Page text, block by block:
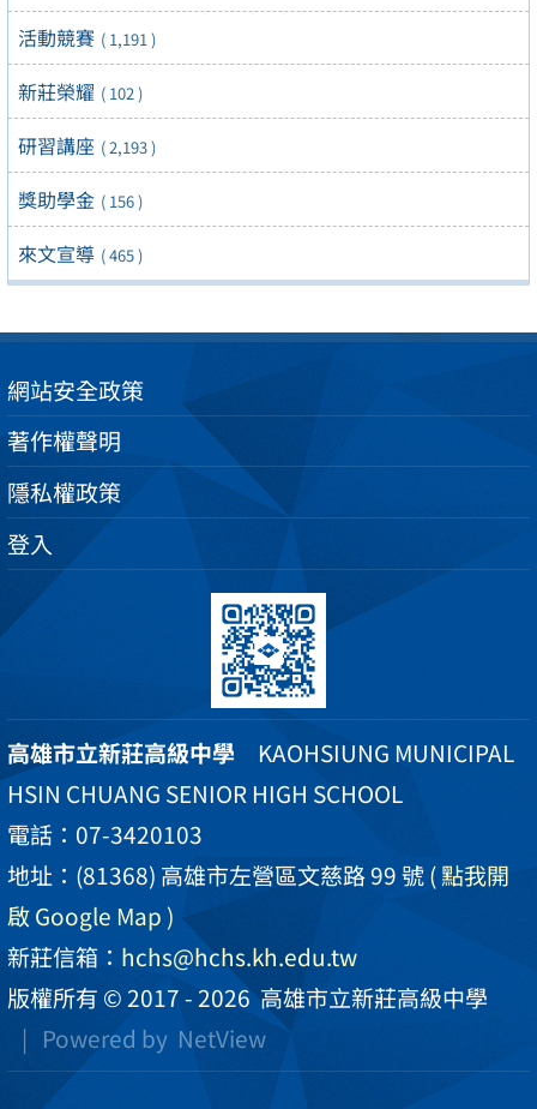
活動競賽 ( 1,191 )
新莊榮耀 ( 102 )
研習講座 ( 2,193 )
獎助學金 ( 156 )
來文宣導 ( 465 )
網站安全政策
著作權聲明
隱私權政策
登入
高雄市立新莊高級中學 KAOHSIUNG MUNICIPAL
HSIN CHUANG SENIOR HIGH SCHOOL
電話：07-3420103
地址：(81368) 高雄市左營區文慈路 99 號( 點我開
啟 Google Map )
新莊信箱： hchs@hchs.kh.edu.tw
版權所有 © 2017 - 2026高雄市立新莊高級中學
| Powered by NetView